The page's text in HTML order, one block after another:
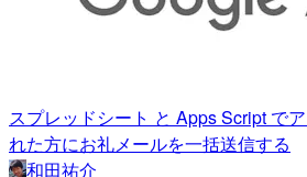
スプレッドシート と Apps Script で
れた方にお礼メールを一括送信する
和田祐介